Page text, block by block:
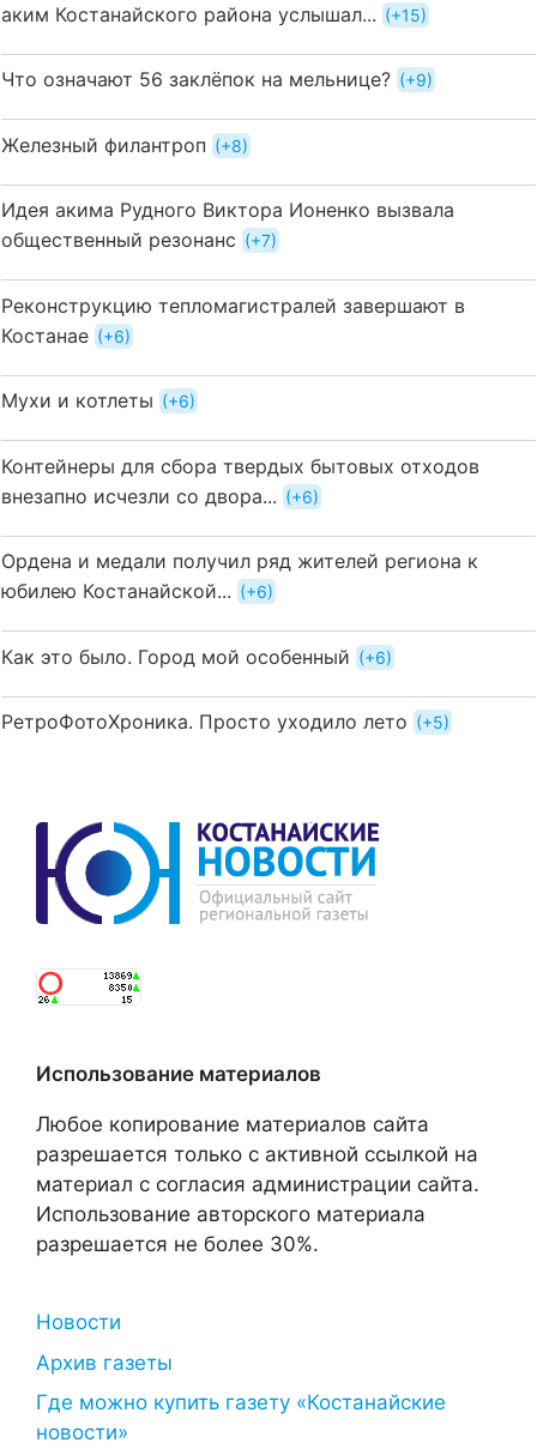
аким Костанайского района услышал...
+15
Что означают 56 заклёпок на мельнице? +9
Железный филантроп +8
Идея акима Рудного Виктора Ионенко вызвала
общественный резонанс
+7
Реконструкцию тепломагистралей завершают в
Костанае
+6
Мухи и котлеты +6
Контейнеры для сбора твердых бытовых отходов
внезапно исчезли со двора...
+6
Ордена и медали получил ряд жителей региона к
юбилею Костанайской...
+6
Как это было. Город мой особенный +6
РетроФотоХроника. Просто уходило лето +5
Использование материалов
Любое копирование материалов сайта
разрешается только с активной ссылкой на
материал с согласия администрации сайта.
Использование авторского материала
разрешается не более 30%.
Новости
Архив газеты
Где можно купить газету «Костанайские
новости»